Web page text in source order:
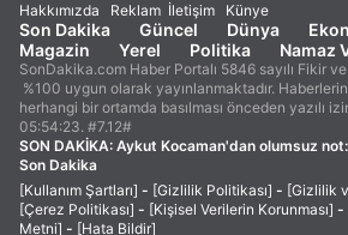
Hakkımızda Reklam İletişim Künye
Son Dakika Güncel Dünya
Magazin
Yerel Politika Namaz
SonDakika.com Haber Portalı 5846 sayılı Fikir
%100 uygun olarak yayınlanmaktadır.
herhangi bir ortamda basılması önceden yazılı
05:54:23. #7.12#
SON DAKİKA: Aykut Kocaman'dan olumsuz
Son Dakika
[Kullanım Şartları] - [Gizlilik Politikası] - [Gizlilik
[Çerez Politikası] - [Kişisel Verilerin Korunması] -
Metni] - [Hata Bildir]